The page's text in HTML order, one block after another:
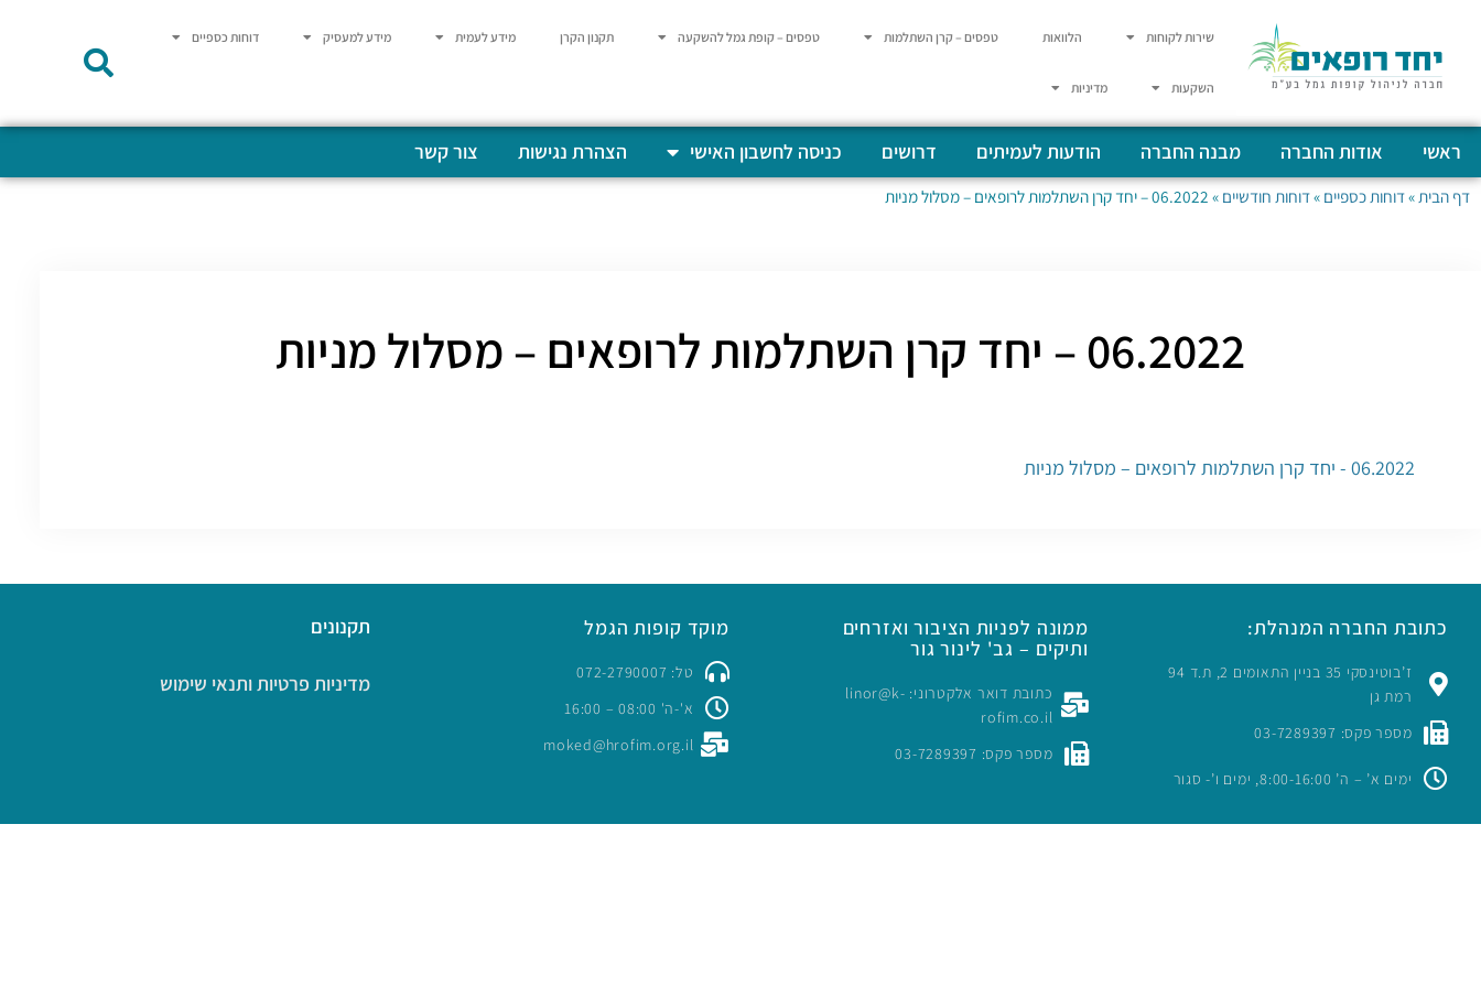
שירות לקוחות הלוואות טפסים – קרן השתלמות טפסים – קופת גמל להשקעה תקנון הקרן מידע לעמית מידע למעסיק דוחות כספיים
השקעות מדיניות
ראשי אודות החברה מבנה החברה הודעות לעמיתים דרושים כניסה לחשבון האישי הצהרת נגישות צור קשר
דף הבית »דוחות כספיים »דוחות חודשיים » 06.2022 – יחד קרן השתלמות לרופאים – מסלול מניות
06.2022 – יחד קרן השתלמות לרופאים – מסלול מניות
06.2022 - יחד קרן השתלמות לרופאים – מסלול מניות
כתובת החברה המנהלת:
ז’בוטינסקי 35 בניין התאומים 2, ת.ד 94
רמת גן
מספר פקס: 03-7289397
ימים א’ – ה’ 8:00-16:00, ימים ו’- סגור
ממונה לפניות הציבור ואזרחים
ותיקים – גב' לינור גור
כתובת דואר אלקטרוני: linor@k-
rofim.co.il
מספר פקס: 03-7289397
מוקד קופות הגמל
טל: 072-2790007
א'-ה' 08:00 – 16:00
moked@hrofim.org.il
תקנונים
מדיניות פרטיות ותנאי שימוש